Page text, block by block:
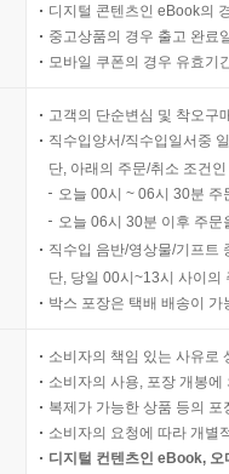
디지털 콘텐츠인 eBook의
중고상품의 경우 출고 완료
모바일 쿠폰의 경우 유효기
고객의 단순변심 및 착오구
직수입양서/직수입일서중
단, 아래의 주문/취소 조건
오늘 00시 ~ 06시 30분
오늘 06시 30분 이후 주
직수입 음반/영상물/기프트
단, 당일 00시~13시 사이의
박스 포장은 택배 배송이
소비자의 책임 있는 사유로
소비자의 사용, 포장 개봉
복제가 가능한 상품 등의
소비자의 요청에 따라 개별
디지털 컨텐츠인 eBook,